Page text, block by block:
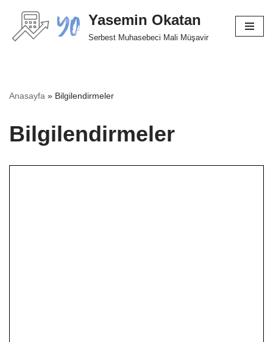
İçeriğe
Yasemin Okatan
Serbest Muhasebeci Mali Müşavir
Anasayfa » Bilgilendirmeler
Bilgilendirmeler